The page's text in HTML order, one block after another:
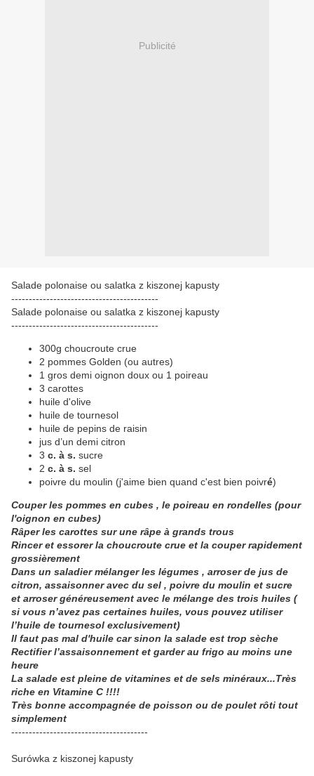
Publicité
Salade polonaise ou salatka z kiszonej kapusty
------------------------------------------
Salade polonaise ou salatka z kiszonej kapusty
------------------------------------------
300g choucroute crue
2 pommes Golden (ou autres)
1 gros demi oignon doux ou 1 poireau
3 carottes
huile d'olive
huile de tournesol
huile de pepins de raisin
jus d’un demi citron
3 c. à s. sucre
2 c. à s. sel
poivre du moulin (j'aime bien quand c'est bien poivré)
Couperles pommes en cubes , le poireau en rondelles (pour
l'oignon en cubes)
Râper les carottes sur une râpe à grands trous
Rinceret essorerla choucroute crue et la couperrapidement
grossièrement
Dans un saladier mélanger les légumes , arroserde jus de
citron, assaisonneravec du sel , poivre du moulin et sucre
et arroser généreusement avec le mélange des trois huiles (
si vous n’avez pas certaines huiles, vous pouvez utiliser
l’huile de tournesol exclusivement)
Il faut pas mal d'huile carsinon la salade est trop sèche
Rectifier l’assaisonnement et garderau frigo au moins une
heure
La salade est pleine de vitamines et de sels minéraux...Très
riche en Vitamine C !!!!
Très bonne accompagnée de poisson ou de poulet rôti tout
simplement
---------------------------------------
Surówka z kiszonej kapusty